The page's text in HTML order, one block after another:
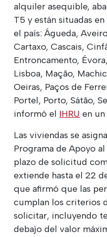
alquiler asequible,
T5 y están situadas
el país: Águeda,
Cartaxo, Cascais,
Entroncamento,
Lisboa, Mação,
Oeiras, Paços de
Portel, Porto, Sátão,
informó el IHRU en
Las viviendas se
Programa de Apoyo
plazo de solicitud
extiende hasta el 22
que afirmó que las
cumplan los criterios
solicitar, incluyendo
debajo del valor